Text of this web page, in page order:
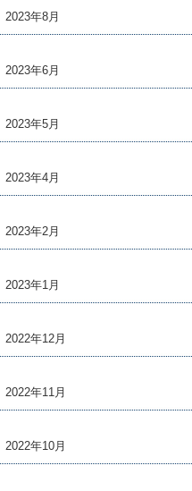
2023年8月
2023年6月
2023年5月
2023年4月
2023年2月
2023年1月
2022年12月
2022年11月
2022年10月